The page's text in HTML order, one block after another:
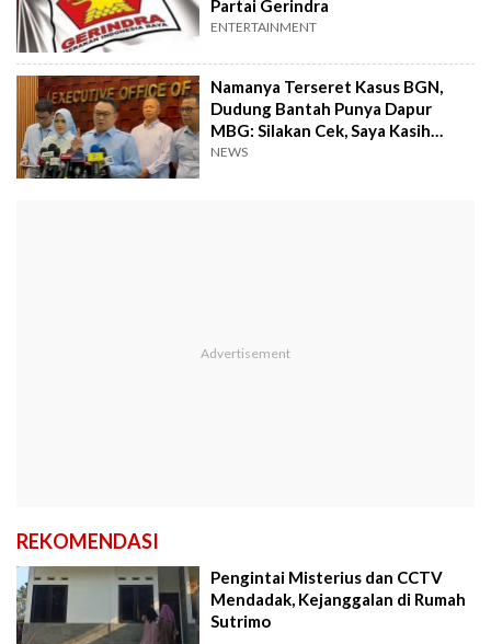
Partai Gerindra
ENTERTAINMENT
Namanya Terseret Kasus BGN,
Dudung Bantah Punya Dapur
MBG: Silakan Cek, Saya Kasih
Hadiah!
NEWS
REKOMENDASI
Pengintai Misterius dan CCTV
Mendadak, Kejanggalan di Rumah
Sutrimo